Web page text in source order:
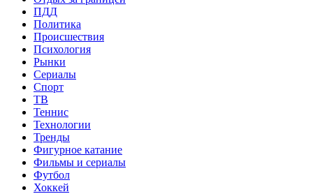
ПДД
Политика
Происшествия
Психология
Рынки
Сериалы
Спорт
ТВ
Теннис
Технологии
Тренды
Фигурное катание
Фильмы и сериалы
Футбол
Хоккей